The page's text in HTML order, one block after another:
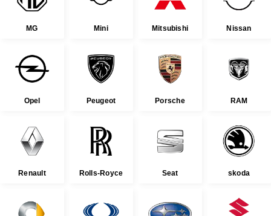
MG Mini Mitsubishi Nissan
Opel Peugeot Porsche RAM
Renault Rolls-Royce Seat skoda